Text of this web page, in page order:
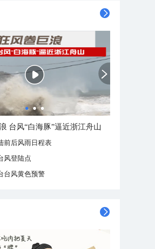
前后风雨日程表
风登陆点
台风黄色预警